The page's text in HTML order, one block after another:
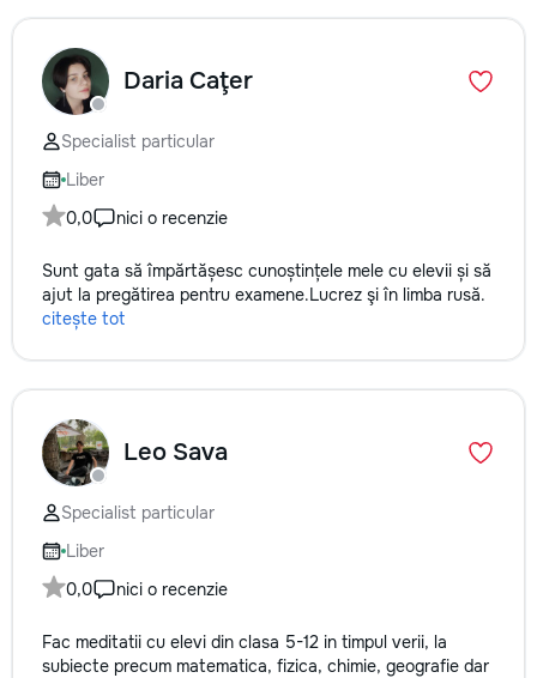
Daria Caţer
Specialist particular
Liber
0,0
nici o recenzie
Sunt gata să împărtășesc cunoștințele mele cu elevii și să
ajut la pregătirea pentru examene.Lucrez şi în limba rusă.
citește tot
Leo Sava
Specialist particular
Liber
0,0
nici o recenzie
Fac meditatii cu elevi din clasa 5-12 in timpul verii, la
subiecte precum matematica, fizica, chimie, geografie dar